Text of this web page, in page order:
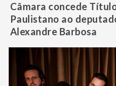
Câmara concede
Paulistano ao
Alexandre Barbosa